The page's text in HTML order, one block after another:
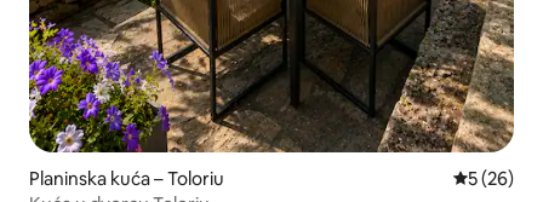
Planinska kuća – Toloriu Prosječna
5 (26)